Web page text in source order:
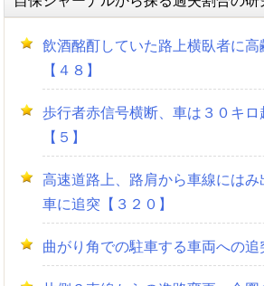
飲酒酩酊していた路上横臥者に
【４８】
歩行者赤信号横断、車は３０キ
【５】
高速道路上、路肩から車線にはみ
車に追突【３２０】
曲がり角での駐車する車両への追